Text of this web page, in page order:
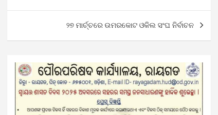
୨୭ ମାର୍ଚ୍ଚରେ ଉମରକୋଟ ଓକିଲ ସଂଘ ନିର୍ବାଚନ